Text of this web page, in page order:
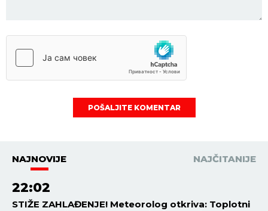
POŠALJITE KOMENTAR
NAJNOVIJE NAJČITANIJE
22:02
STIŽE ZAHLAĐENJE! Meteorolog otkriva: Toplotni